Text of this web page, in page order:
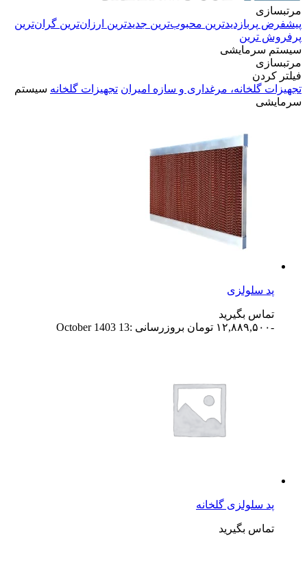
مرتبسازی
پیشفرض پربازدیدترین محبوب‌ترین جدیدترین ارزان‌ترین گران‌ترین
پرفروش ترین
سیستم سرمایشی
مرتبسازی
فیلتر کردن
تجهیزات گلخانه‌، مرغداری و سازه امیران تجهیزات گلخانه سیستم
سرمایشی
پد سلولزی
تماس بگیرید
-۱۲,۸۸۹,۵۰۰
تومان بروزرسانی :13 October 1403
پد سلولزی گلخانه
تماس بگیرید